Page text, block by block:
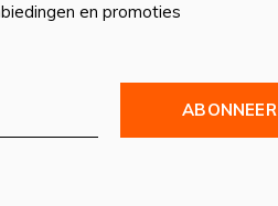
en promoties
ABONNEER